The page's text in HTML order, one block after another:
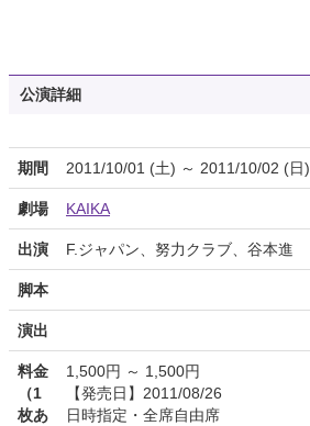
公演詳細
期間 2011/10/01 (土) ～ 2011/10/02 (日)
劇場 KAIKA
出演 F.ジャパン、努力クラブ、谷本進
脚本
演出
料金
（1
枚あ
1,500円 ～ 1,500円
【発売日】2011/08/26
日時指定・全席自由席